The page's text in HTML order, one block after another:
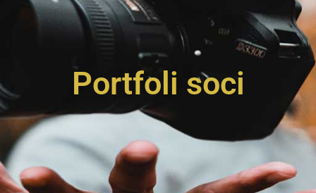
Portfoli soci